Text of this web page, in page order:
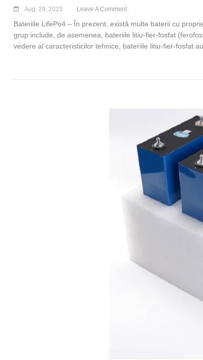
Aug. 29, 2023 Leave A Comment
Bateriile LifePo4 – În prezent, există multe baterii cu
grup include, de asemenea, bateriile litiu-fier-fosfat
vedere al caracteristicilor tehnice, bateriile litiu-fier-fosfat